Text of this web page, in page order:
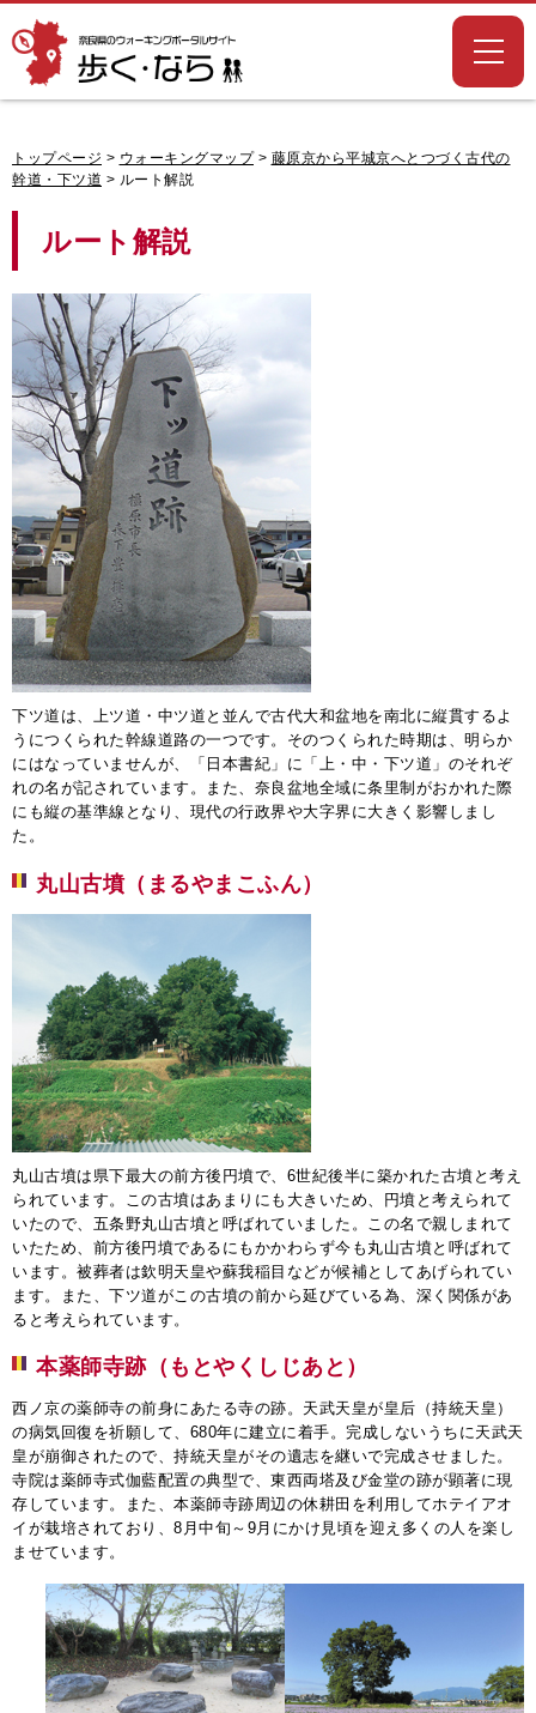
奈良県のウォー
キングポータル
サイト「歩く・
なら」
トップページ > ウォーキングマップ> 藤原京から平城京へとつづく古代の
幹道・下ツ道 > ルート解説
ルート解説
下ツ道は、上ツ道・中ツ道と並んで古代大和盆地を南北に縦貫するよ
うにつくられた幹線道路の一つです。そのつくられた時期は、明らか
にはなっていませんが、「日本書紀」に「上・中・下ツ道」のそれぞ
れの名が記されています。また、奈良盆地全域に条里制がおかれた際
にも縦の基準線となり、現代の行政界や大字界に大きく影響しまし
た。
丸山古墳（まるやまこふん）
丸山古墳は県下最大の前方後円墳で、6世紀後半に築かれた古墳と考え
られています。この古墳はあまりにも大きいため、円墳と考えられて
いたので、五条野丸山古墳と呼ばれていました。この名で親しまれて
いたため、前方後円墳であるにもかかわらず今も丸山古墳と呼ばれて
います。被葬者は欽明天皇や蘇我稲目などが候補としてあげられてい
ます。また、下ツ道がこの古墳の前から延びている為、深く関係があ
ると考えられています。
本薬師寺跡（もとやくしじあと）
西ノ京の薬師寺の前身にあたる寺の跡。天武天皇が皇后（持統天皇）
の病気回復を祈願して、680年に建立に着手。完成しないうちに天武天
皇が崩御されたので、持統天皇がその遺志を継いで完成させました。
寺院は薬師寺式伽藍配置の典型で、東西両塔及び金堂の跡が顕著に現
存しています。また、本薬師寺跡周辺の休耕田を利用してホテイアオ
イが栽培されており、8月中旬～9月にかけ見頃を迎え多くの人を楽し
ませています。